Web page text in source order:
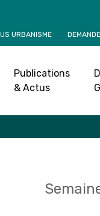
URBANISME
Publications
& Actus